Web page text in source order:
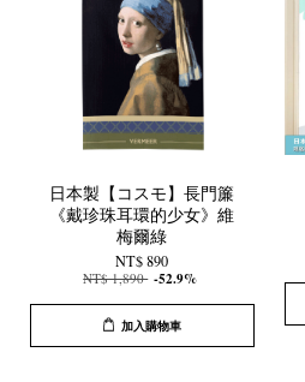
日本製【コスモ】長門簾
《戴珍珠耳環的少女》維
梅爾綠
NT$ 890
NT$ 1,890 -52.9%
加入購物車